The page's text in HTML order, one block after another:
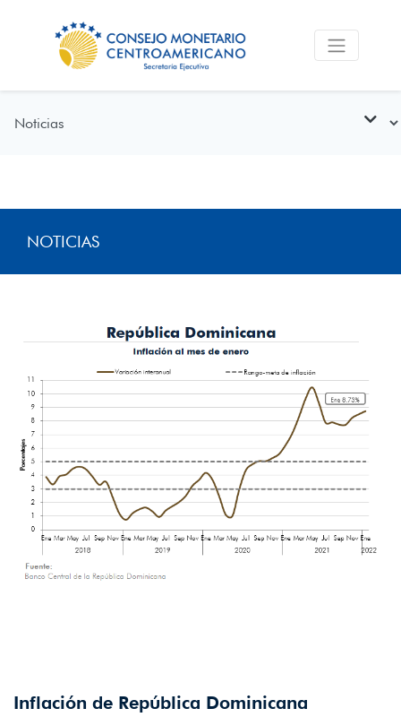
NOTICIAS
Inflación de República Dominicana